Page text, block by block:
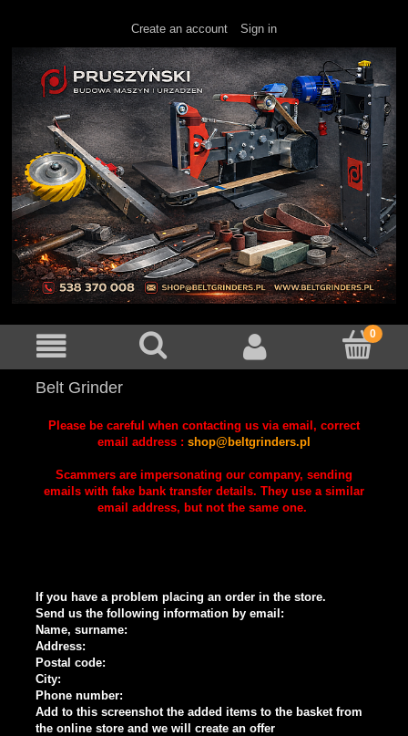
Create an account Sign in
Belt Grinder
Please be careful when contacting us via email, correct
email address : shop@beltgrinders.pl
Scammers are impersonating our company, sending
emails with fake bank transfer details. They use a similar
email address, but not the same one.
If you have a problem placing an order in the store.
Send us the following information by email:
Name, surname:
Address:
Postal code:
City:
Phone number:
Add to this screenshot the added items to the basket from
the online store and we will create an offer